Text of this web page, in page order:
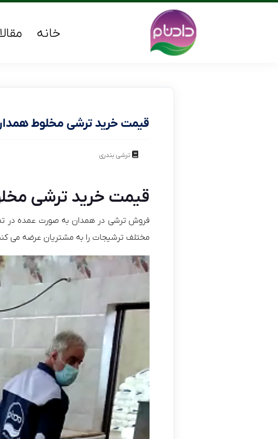
خانه
قیمت خرید ترشی مخلوط
ترشی بندری
قیمت خرید ترشی
فروش ترشی در همدان به صورت عمده در
مختلف ترشیجات را به مشتریان عرضه می
نمایشگر